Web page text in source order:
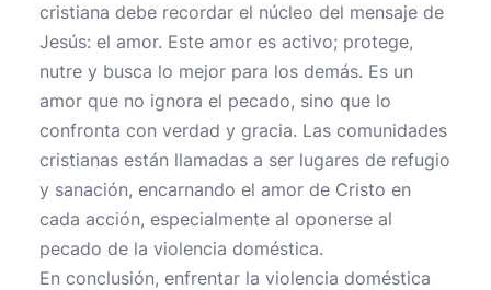
cristiana debe recordar el núcleo del mensaje de
Jesús: el amor. Este amor es activo; protege,
nutre y busca lo mejor para los demás. Es un
amor que no ignora el pecado, sino que lo
confronta con verdad y gracia. Las comunidades
cristianas están llamadas a ser lugares de refugio
y sanación, encarnando el amor de Cristo en
cada acción, especialmente al oponerse al
pecado de la violencia doméstica.
En conclusión, enfrentar la violencia doméstica